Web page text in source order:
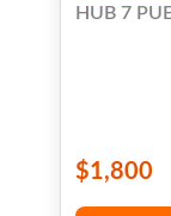
HUB 7
$1,800